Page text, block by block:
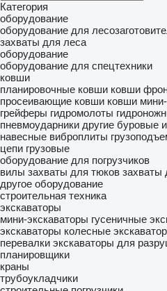
Категория
оборудование
оборудование для
захваты для леса
оборудование
оборудование для спецтехники
ковши
планировочные ковши ковши
просеивающие ковши ковши
грейферы гидромолоты
пневмоударники другие буровые
навесные виброплиты
цепи грузовые
оборудование для погрузчиков
вилы захваты для тюков захваты
другое оборудование
строительная техника
экскаваторы
мини-экскаваторы гусеничные
экскаваторы колесные
перевалки экскаваторы для
планировщики
краны
трубоукладчики